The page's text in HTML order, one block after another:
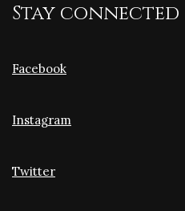
Stay connected
Facebook
Instagram
Twitter